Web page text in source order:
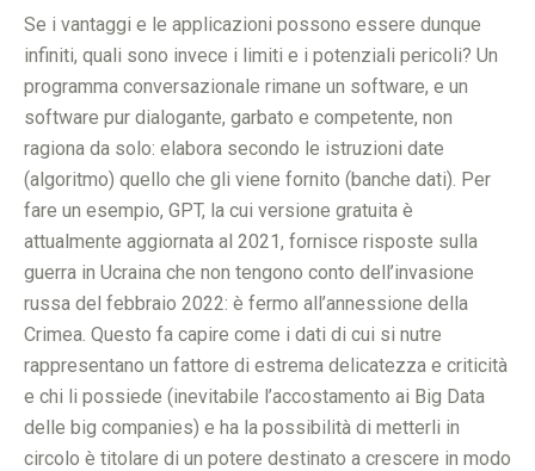
Se i vantaggi e le applicazioni possono essere dunque
infiniti, quali sono invece i limiti e i potenziali pericoli? Un
programma conversazionale rimane un software, e un
software pur dialogante, garbato e competente, non
ragiona da solo: elabora secondo le istruzioni date
(algoritmo) quello che gli viene fornito (banche dati). Per
fare un esempio, GPT, la cui versione gratuita è
attualmente aggiornata al 2021, fornisce risposte sulla
guerra in Ucraina che non tengono conto dell’invasione
russa del febbraio 2022: è fermo all’annessione della
Crimea. Questo fa capire come i dati di cui si nutre
rappresentano un fattore di estrema delicatezza e criticità
e chi li possiede (inevitabile l’accostamento ai Big Data
delle big companies) e ha la possibilità di metterli in
circolo è titolare di un potere destinato a crescere in modo